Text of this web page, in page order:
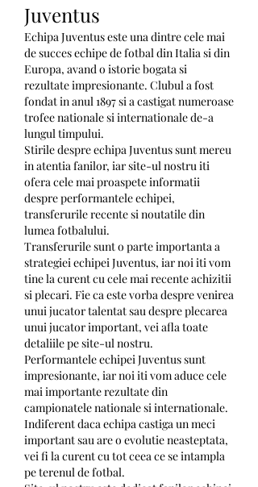
Juventus
Echipa Juventus este una dintre cele mai
de succes echipe de fotbal din Italia si din
Europa, avand o istorie bogata si
rezultate impresionante. Clubul a fost
fondat in anul 1897 si a castigat numeroase
trofee nationale si internationale de-a
lungul timpului.
Stirile despre echipa Juventus sunt mereu
in atentia fanilor, iar site-ul nostru iti
ofera cele mai proaspete informatii
despre performantele echipei,
transferurile recente si noutatile din
lumea fotbalului.
Transferurile sunt o parte importanta a
strategiei echipei Juventus, iar noi iti vom
tine la curent cu cele mai recente achizitii
si plecari. Fie ca este vorba despre venirea
unui jucator talentat sau despre plecarea
unui jucator important, vei afla toate
detaliile pe site-ul nostru.
Performantele echipei Juventus sunt
impresionante, iar noi iti vom aduce cele
mai importante rezultate din
campionatele nationale si internationale.
Indiferent daca echipa castiga un meci
important sau are o evolutie neasteptata,
vei fi la curent cu tot ceea ce se intampla
pe terenul de fotbal.